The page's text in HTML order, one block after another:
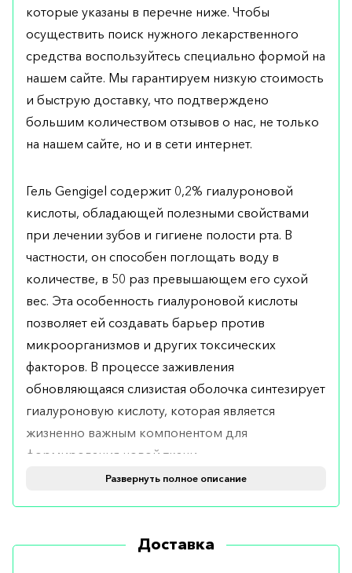
которые указаны в перечне ниже. Чтобы
осуществить поиск нужного лекарственного
средства воспользуйтесь специально формой на
нашем сайте. Мы гарантируем низкую стоимость
и быструю доставку, что подтверждено
большим количеством отзывов о нас, не только
на нашем сайте, но и в сети интернет.
Гель Gengigel содержит 0,2% гиалуроновой
кислоты, обладающей полезными свойствами
при лечении зубов и гигиене полости рта. В
частности, он способен поглощать воду в
количестве, в 50 раз превышающем его сухой
вес. Эта особенность гиалуроновой кислоты
позволяет ей создавать барьер против
микроорганизмов и других токсических
факторов. В процессе заживления
обновляющаяся слизистая оболочка синтезирует
гиалуроновую кислоту, которая является
жизненно важным компонентом для
формирования новой ткани.
Кому показан
вспомогательного средства при заживлении
Развернуть полное описание
Доставка